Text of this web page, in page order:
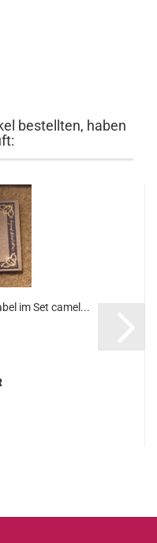
bestellten, haben
im Set camel...